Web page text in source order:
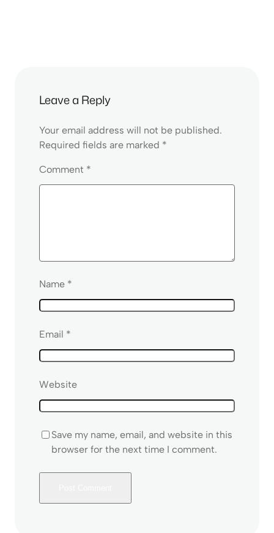
Leave a Reply
Your email address will not be published.
Required fields are marked *
Comment *
Name *
Email *
Website
Save my name, email, and website in this
browser for the next time I comment.